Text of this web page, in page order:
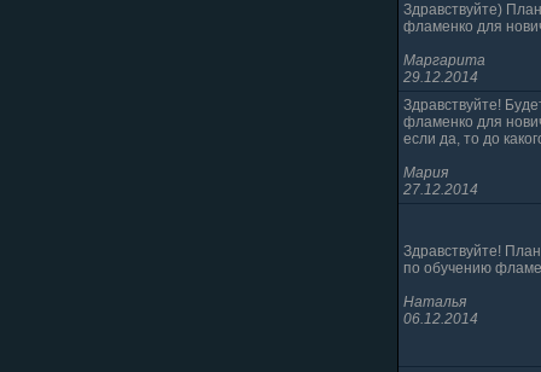
Здравствуйте)
фламенко для
Маргарита
29.12.2014
Здравствуйте!
фламенко для
если да, то до
Мария
27.12.2014
Здравствуйте!
по обучению
Наталья
06.12.2014